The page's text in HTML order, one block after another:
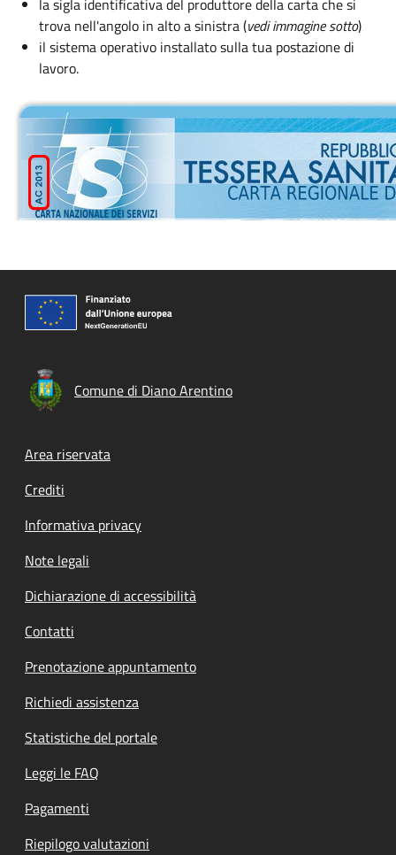
la sigla identificativa del produttore della carta che si
trova nell'angolo in alto a sinistra (vedi immagine sotto)
il sistema operativo installato sulla tua postazione di
lavoro.
Comune di Diano Arentino
Footer menu
Area riservata
Crediti
Informativa privacy
Note legali
Dichiarazione di accessibilità
Contatti
Prenotazione appuntamento
Richiedi assistenza
Statistiche del portale
Leggi le FAQ
Pagamenti
Riepilogo valutazioni